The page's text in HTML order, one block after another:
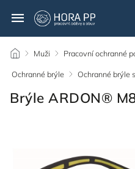
/ Muži / Pracovní ochranné
Ochranné brýle / Ochranné brýle
Brýle ARDON®